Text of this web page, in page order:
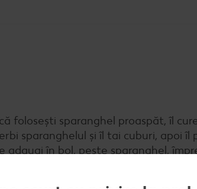
folosești sparanghel proaspăt, îl
sparanghelul și îl tai cuburi, apoi îl
în bol, peste sparanghel,